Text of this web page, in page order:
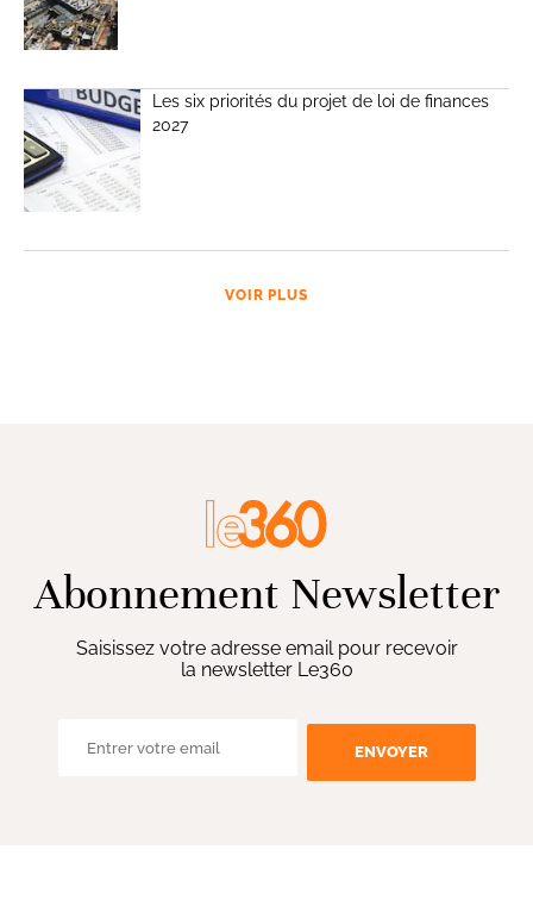
Les six priorités du projet de loi de finances
2027
VOIR PLUS
Abonnement Newsletter
Saisissez votre adresse email pour recevoir
la newsletter Le360
ENVOYER